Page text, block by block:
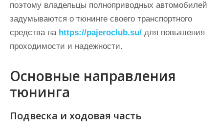
поэтому владельцы полноприводных автомобилей
задумываются о тюнинге своего транспортного
средства на https://pajeroclub.su/ для повышения
проходимости и надежности.
Основные направления
тюнинга
Подвеска и ходовая часть